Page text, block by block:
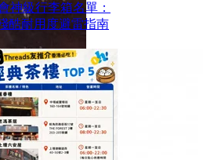
神級行李箱名單：
酷耐用度避雷指南